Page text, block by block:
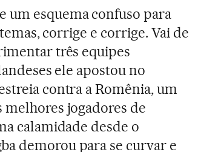
um esquema confuso para
corrige e corrige. Vai de
três equipes
ele apostou no
contra a Romênia, um
melhores jogadores de
calamidade desde o
demorou para se curvar e